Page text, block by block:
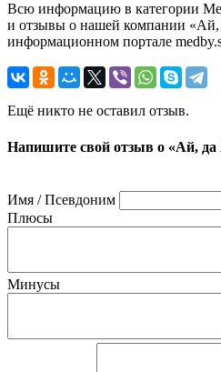
Всю информацию в категории
и отзывы о нашей компании
информационном портале
Ещё никто не оставил отзыв.
Напишите свой отзыв о «Ай, да
Имя / Псевдоним
Плюсы
Минусы